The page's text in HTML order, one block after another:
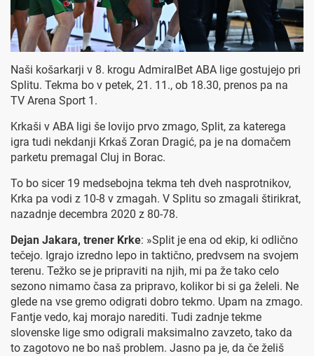
Naši košarkarji v 8. krogu AdmiralBet ABA lige gostujejo pri
Splitu. Tekma bo v petek, 21. 11., ob 18.30, prenos pa na
TV Arena Sport 1.
Krkaši v ABA ligi še lovijo prvo zmago, Split, za katerega
igra tudi nekdanji Krkaš Zoran Dragić, pa je na domačem
parketu premagal Cluj in Borac.
To bo sicer 19 medsebojna tekma teh dveh nasprotnikov,
Krka pa vodi z 10-8 v zmagah. V Splitu so zmagali štirikrat,
nazadnje decembra 2020 z 80-78.
Dejan Jakara, trener Krke: »Split je ena od ekip, ki odlično
tečejo. Igrajo izredno lepo in taktično, predvsem na svojem
terenu. Težko se je pripraviti na njih, mi pa že tako celo
sezono nimamo časa za pripravo, kolikor bi si ga želeli. Ne
glede na vse gremo odigrati dobro tekmo. Upam na zmago.
Fantje vedo, kaj morajo narediti. Tudi zadnje tekme
slovenske lige smo odigrali maksimalno zavzeto, tako da
to zagotovo ne bo naš problem. Jasno pa je, da če želiš